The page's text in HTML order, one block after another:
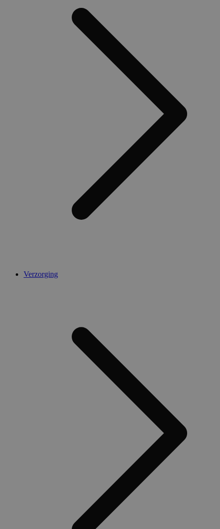
Verzorging